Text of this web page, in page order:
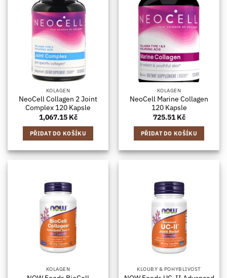
KOLAGEN
NeoCell Collagen 2 Joint
Complex 120 Kapsle
1,067.15 Kč
PŘIDAT DO KOŠÍKU
KOLAGEN
NeoCell Marine Collagen
120 Kapsle
725.51Kč
PŘIDAT DO KOŠÍKU
KOLAGEN KLOUBY & POHYBLIVOST